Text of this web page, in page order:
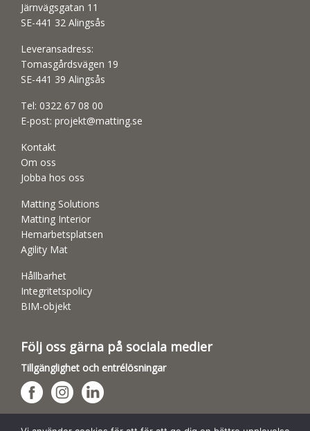
Järnvägsgatan 11
SE-441 32 Alingsås
Leveransadress:
Tomasgårdsvägen 19
SE-441 39 Alingsås
Tel: 0322 67 08 00
E-post: projekt@matting.se
Kontakt
Om oss
Jobba hos oss
Matting Solutions
Matting Interior
Hemarbetsplatsen
Agility Mat
Hållbarhet
Integritetspolicy
BIM-objekt
Följ oss gärna på sociala medier
Tillgänglighet och entrélösningar
Hundsporthallar